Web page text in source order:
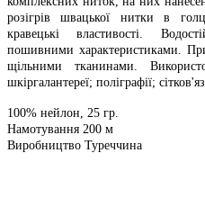
розігрів швацької нитки в
кравецькі властивості.
пошивними характеристиками.
щільними тканинами.
шкіргалантереї; поліграфії;
100% нейлон, 25 гр.
Намотування 200 м
Виробництво Туреччина